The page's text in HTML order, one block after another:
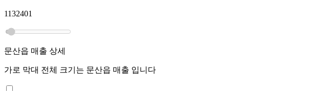
1132401
문산읍 매출 상세
가로 막대 전체 크기는 문산읍 매출 입니다